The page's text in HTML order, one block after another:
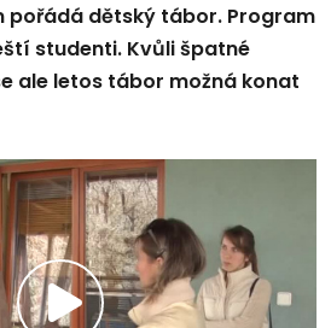
pořádá dětský tábor. Program
studenti. Kvůli špatné
ale letos tábor možná konat